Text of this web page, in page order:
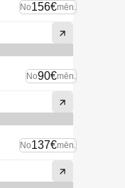
No156€mēn.
No90€mēn.
No137€mēn.